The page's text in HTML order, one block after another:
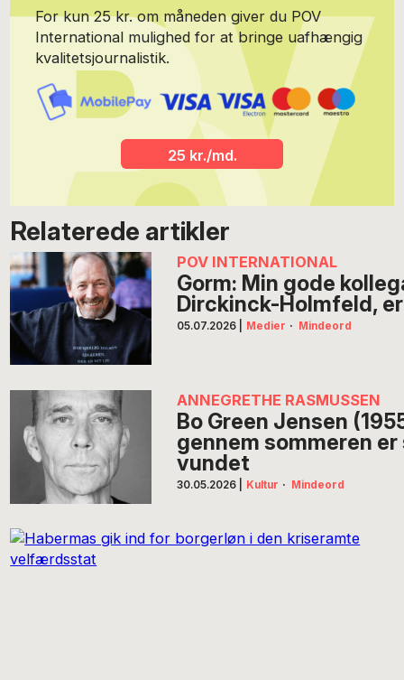
For kun 25 kr. om måneden giver du POV
International mulighed for at bringe uafhængig
kvalitetsjournalistik.
25 kr./md.
Relaterede artikler
POV INTERNATIONAL
Gorm: Min gode
Dirckinck-Holmfeld,
05.07.2026 Medier · Mindeord
ANNEGRETHE RASMUSSEN
Bo Green Jensen
gennem sommeren
vundet
30.05.2026 Kultur · Mindeord